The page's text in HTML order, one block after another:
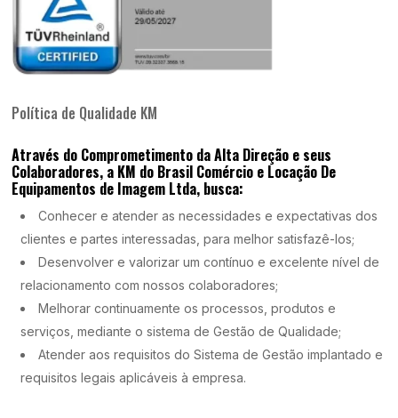
Política de Qualidade KM
Através do Comprometimento da Alta Direção e seus
Colaboradores, a KM do Brasil Comércio e Locação De
Equipamentos de Imagem Ltda, busca:
Conhecer e atender as necessidades e expectativas dos
clientes e partes interessadas, para melhor satisfazê-los;
Desenvolver e valorizar um contínuo e excelente nível de
relacionamento com nossos colaboradores;
Melhorar continuamente os processos, produtos e
serviços, mediante o sistema de Gestão de Qualidade;
Atender aos requisitos do Sistema de Gestão implantado e
requisitos legais aplicáveis à empresa.